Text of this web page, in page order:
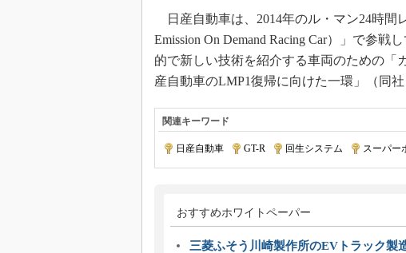
日産自動車は、2014年のル・マン24時間
Emission On Demand Racing Car）」で参
的で新しい技術を紹介する車両のための「
産自動車のLMP1復帰に向けた一環」（同社
関連キーワード
日産自動車 GT-R 回生システム スーパー
おすすめホワイトペーパー
三菱ふそう川崎製作所のEVトラック製